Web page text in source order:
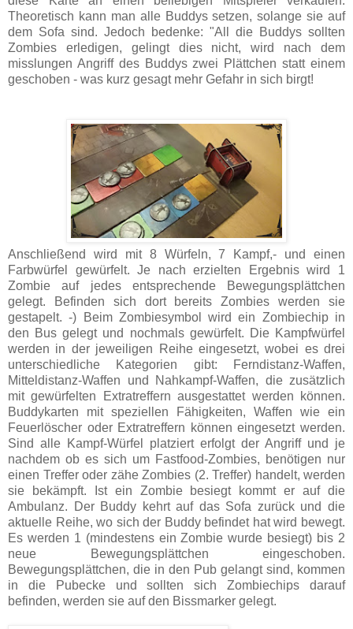
Theoretisch kann man alle Buddys setzen, solange sie auf
dem Sofa sind. Jedoch bedenke: "All die Buddys sollten
Zombies erledigen, gelingt dies nicht, wird nach dem
misslungen Angriff des Buddys zwei Plättchen statt einem
geschoben - was kurz gesagt mehr Gefahr in sich birgt!
Anschließend wird mit 8 Würfeln, 7 Kampf,- und einen
Farbwürfel gewürfelt. Je nach erzielten Ergebnis wird 1
Zombie auf jedes entsprechende Bewegungsplättchen
gelegt. Befinden sich dort bereits Zombies werden sie
gestapelt. -) Beim Zombiesymbol wird ein Zombiechip in
den Bus gelegt und nochmals gewürfelt. Die Kampfwürfel
werden in der jeweiligen Reihe eingesetzt, wobei es drei
unterschiedliche Kategorien gibt: Ferndistanz-Waffen,
Mitteldistanz-Waffen und Nahkampf-Waffen, die zusätzlich
mit gewürfelten Extratreffern ausgestattet werden können.
Buddykarten mit speziellen Fähigkeiten, Waffen wie ein
Feuerlöscher oder Extratreffern können eingesetzt werden.
Sind alle Kampf-Würfel platziert erfolgt der Angriff und je
nachdem ob es sich um Fastfood-Zombies, benötigen nur
einen Treffer oder zähe Zombies (2. Treffer) handelt, werden
sie bekämpft. Ist ein Zombie besiegt kommt er auf die
Ambulanz. Der Buddy kehrt auf das Sofa zurück und die
aktuelle Reihe, wo sich der Buddy befindet hat wird bewegt.
Es werden 1 (mindestens ein Zombie wurde besiegt) bis 2
neue Bewegungsplättchen eingeschoben.
Bewegungsplättchen, die in den Pub gelangt sind, kommen
in die Pubecke und sollten sich Zombiechips darauf
befinden, werden sie auf den Bissmarker gelegt.